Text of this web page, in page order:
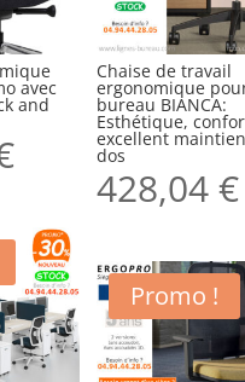
avec
and
Chaise de travail
ergonomique
bureau BIANCA:
Esthétique,
excellent
dos
428,04€
Promo !